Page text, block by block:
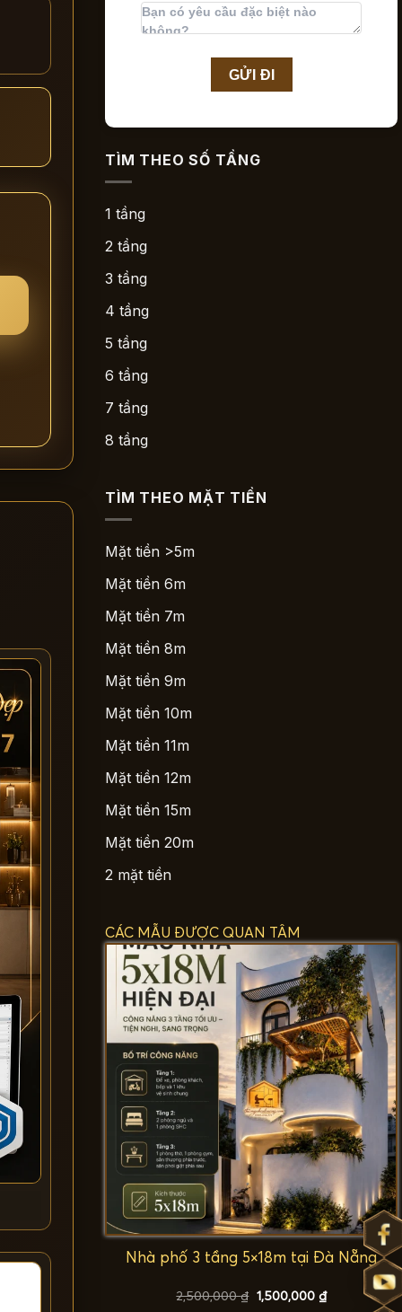
TÌM THEO SỐ TẦNG
1 tầng
2 tầng
3 tầng
4 tầng
5 tầng
6 tầng
7 tầng
8 tầng
TÌM THEO MẶT TIỀN
Mặt tiền >5m
Mặt tiền 6m
Mặt tiền 7m
Mặt tiền 8m
Mặt tiền 9m
Mặt tiền 10m
Mặt tiền 11m
Mặt tiền 12m
Mặt tiền 15m
Mặt tiền 20m
2 mặt tiền
CÁC MẪU ĐƯỢC QUAN TÂM
Nhà phố 3 tầng 5×18m tại Đà Nẵng
2,500,000₫ Giá
gốc
1,500,000 ₫Giá
hiện